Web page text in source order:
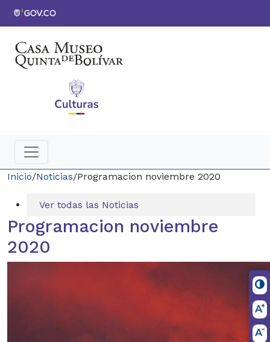
Inicio/Noticias/Programacion noviembre 2020
Ver todas las Noticias
Programacion noviembre
2020